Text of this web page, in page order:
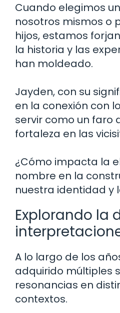
Cuando elegimos
nosotros mismos o
hijos, estamos
la historia y las
han moldeado.
Jayden, con su
en la conexión con
servir como un faro
fortaleza en las
¿Cómo impacta la
nombre en la
nuestra identidad y
Explorando la
A lo largo de los
adquirido múltiples
resonancias en
contextos.